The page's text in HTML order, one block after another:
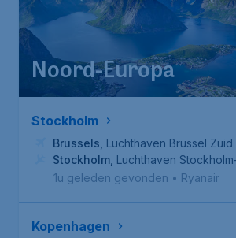
Noord-Europa
Stockholm
Brussels Luchthaven Brussel
Stockholm Luchthaven
1u geleden gevonden • Ryanair
Kopenhagen